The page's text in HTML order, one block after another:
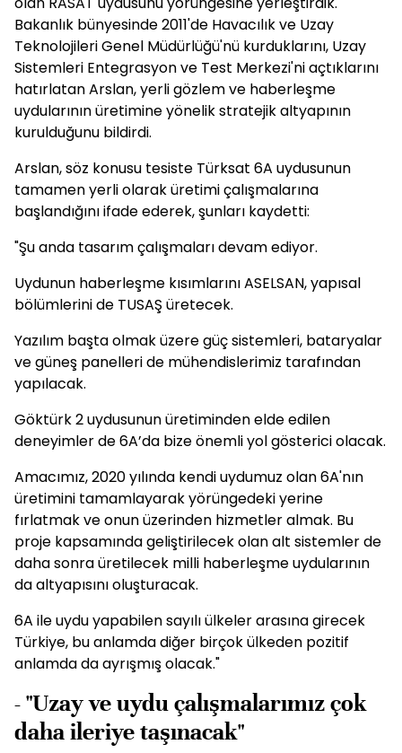
Bakanlık bünyesinde 2011'de Havacılık ve Uzay
Teknolojileri Genel Müdürlüğü'nü kurduklarını, Uzay
Sistemleri Entegrasyon ve Test Merkezi'ni açtıklarını
hatırlatan Arslan, yerli gözlem ve haberleşme
uydularının üretimine yönelik stratejik altyapının
kurulduğunu bildirdi.
Arslan, söz konusu tesiste Türksat 6A uydusunun
tamamen yerli olarak üretimi çalışmalarına
başlandığını ifade ederek, şunları kaydetti:
"Şu anda tasarım çalışmaları devam ediyor.
Uydunun haberleşme kısımlarını ASELSAN, yapısal
bölümlerini de TUSAŞ üretecek.
Yazılım başta olmak üzere güç sistemleri, bataryalar
ve güneş panelleri de mühendislerimiz tarafından
yapılacak.
Göktürk 2 uydusunun üretiminden elde edilen
deneyimler de 6A’da bize önemli yol gösterici olacak.
Amacımız, 2020 yılında kendi uydumuz olan 6A'nın
üretimini tamamlayarak yörüngedeki yerine
fırlatmak ve onun üzerinden hizmetler almak. Bu
proje kapsamında geliştirilecek olan alt sistemler de
daha sonra üretilecek milli haberleşme uydularının
da altyapısını oluşturacak.
6A ile uydu yapabilen sayılı ülkeler arasına girecek
Türkiye, bu anlamda diğer birçok ülkeden pozitif
anlamda da ayrışmış olacak."
- "Uzay ve uydu çalışmalarımız çok
daha ileriye taşınacak"